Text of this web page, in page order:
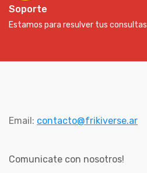
Soporte
Estamos para resulver tus consultas
Email: contacto@frikiverse.ar
Comunicate con nosotros!